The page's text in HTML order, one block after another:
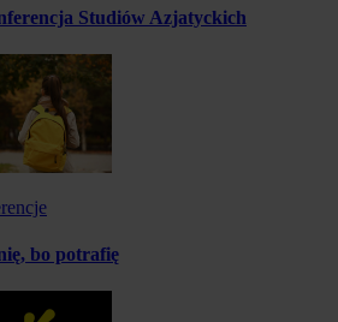
Studiów Azjatyckich
bo potrafię